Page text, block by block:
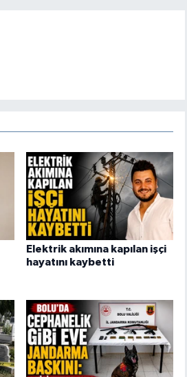
Elektrik akımına kapılan işçi
hayatını kaybetti